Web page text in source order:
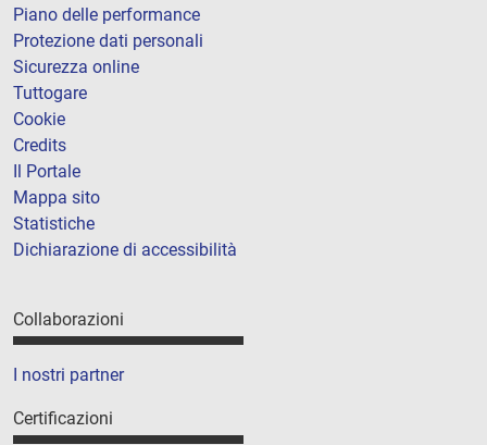
Piano delle performance
Protezione dati personali
Sicurezza online
Tuttogare
Cookie
Credits
Il Portale
Mappa sito
Statistiche
Dichiarazione di accessibilità
Collaborazioni
I nostri partner
Certificazioni